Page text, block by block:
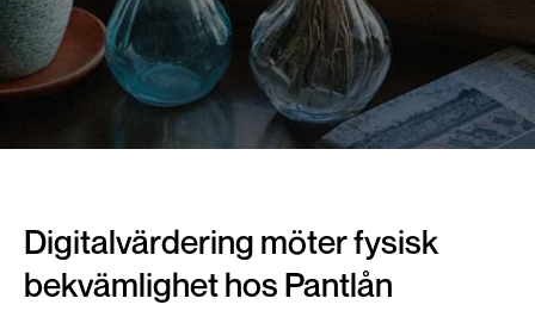
Digitalvärdering möter fysisk
bekvämlighet hos Pantlån